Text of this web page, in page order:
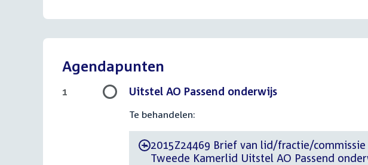
Agendapunten
Uitstel AO Passend onderwijs
Te behandelen:
-2015Z24469 Brief van lid/fractie/commissie
Tweede Kamerlid Uitstel AO Passend
1